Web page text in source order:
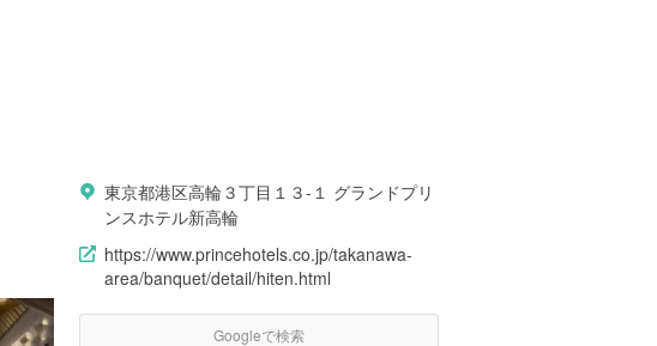
東京都港区高輪３丁目１３-１ グランドプリ
ンスホテル新高輪
https://www.princehotels.co.jp/takanawa-
area/banquet/detail/hiten.html
Googleで検索